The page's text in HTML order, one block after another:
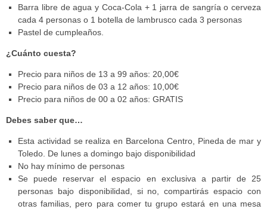
Barra libre de agua y Coca-Cola + 1 jarra de sangría o cerveza
cada 4 personas o 1 botella de lambrusco cada 3 personas
Pastel de cumpleaños.
¿Cuánto cuesta?
Precio para niños de 13 a 99 años: 20,00€
Precio para niños de 03 a 12 años: 10,00€
Precio para niños de 00 a 02 años: GRATIS
Debes saber que…
Esta actividad se realiza en Barcelona Centro, Pineda de mar y
Toledo. De lunes a domingo bajo disponibilidad
No hay mínimo de personas
Se puede reservar el espacio en exclusiva a partir de 25
personas bajo disponibilidad, si no, compartirás espacio con
otras familias, pero para comer tu grupo estará en una mesa